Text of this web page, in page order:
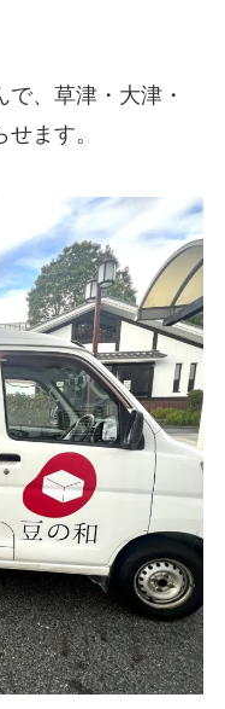
、草津・大津・
ます。